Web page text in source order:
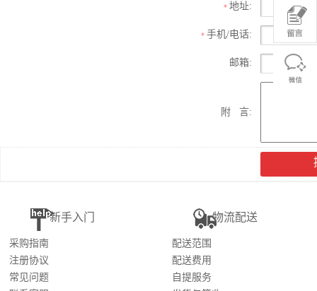
* 地址:
* 手机/电话:
邮箱:
附 言:
新手入门
采购指南
注册协议
常见问题
物流配送
配送范围
配送费用
自提服务